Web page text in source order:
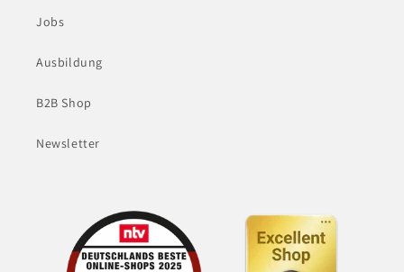
Jobs
Ausbildung
B2B Shop
Newsletter